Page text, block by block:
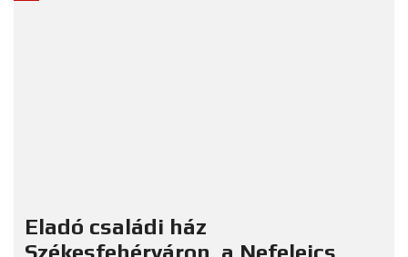
Eladó családi ház
Székesfehérváron, a Nefelejcs